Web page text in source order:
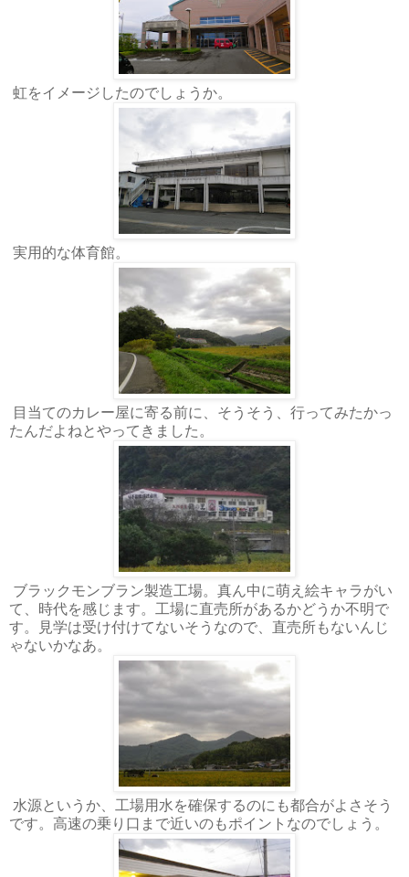
虹をイメージしたのでしょうか。
実用的な体育館。
目当てのカレー屋に寄る前に、そうそう、行ってみたかっ
たんだよねとやってきました。
ブラックモンブラン製造工場。真ん中に萌え絵キャラがい
て、時代を感じます。工場に直売所があるかどうか不明で
す。見学は受け付けてないそうなので、直売所もないんじ
ゃないかなあ。
水源というか、工場用水を確保するのにも都合がよさそう
です。高速の乗り口まで近いのもポイントなのでしょう。